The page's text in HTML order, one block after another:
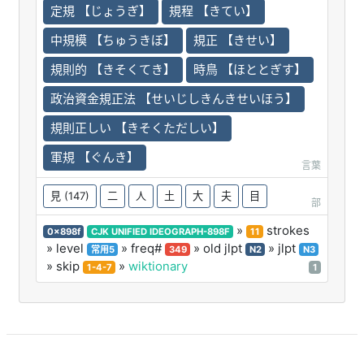
定規 【じょうぎ】
規程 【きてい】
中規模 【ちゅうきぼ】
規正 【きせい】
規則的 【きそくてき】
時鳥 【ほととぎす】
政治資金規正法 【せいじしきんきせいほう】
規則正しい 【きそくただしい】
軍規 【ぐんき】
言葉
見 (147) 二 人 土 大 夫 目
部
0x898f CJK UNIFIED IDEOGRAPH-898F » 11
strokes
» level
常用5 » freq# 349 » old jlpt N2 » jlpt N3
» skip 1-4-7 » wiktionary 1